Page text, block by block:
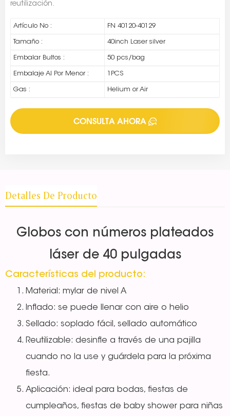
reutilización.
Artículo No : FN 40120-40129
Tamaño : 40inch Laser silver
Embalar Bultos : 50 pcs/bag
Embalaje Al Por Menor : 1PCS
Gas : Helium or Air
CONSULTA AHORA
Detalles De Producto
Globos con números plateados
láser de 40 pulgadas
Características del producto:
Material: mylar de nivel A
Inflado: se puede llenar con aire o helio
Sellado: soplado fácil, sellado automático
Reutilizable: desinfle a través de una pajilla
cuando no la use y guárdela para la próxima
fiesta.
Aplicación: ideal para bodas, fiestas de
cumpleaños, fiestas de baby shower para niñas